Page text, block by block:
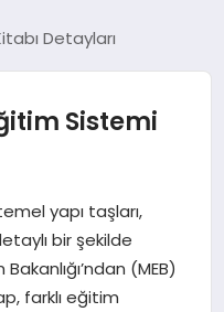
Detayları
Sistemi
yapı taşları,
bir şekilde
(MEB)
farklı eğitim